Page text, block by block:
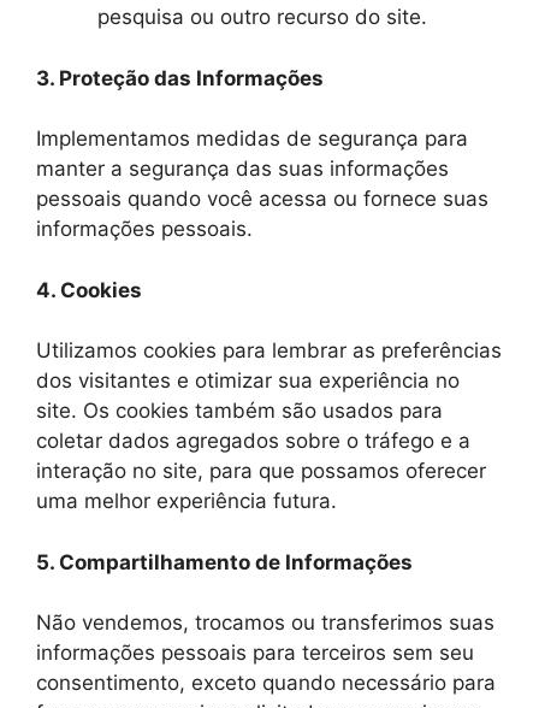
pesquisa ou outro recurso do site.
3. Proteção das Informações
Implementamos medidas de segurança para
manter a segurança das suas informações
pessoais quando você acessa ou fornece suas
informações pessoais.
4. Cookies
Utilizamos cookies para lembrar as preferências
dos visitantes e otimizar sua experiência no
site. Os cookies também são usados ​​para
coletar dados agregados sobre o tráfego e a
interação no site, para que possamos oferecer
uma melhor experiência futura.
5. Compartilhamento de Informações
Não vendemos, trocamos ou transferimos suas
informações pessoais para terceiros sem seu
consentimento, exceto quando necessário para